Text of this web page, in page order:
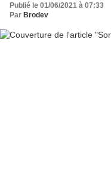
Publié le 01/06/2021 à 07:33
Par Brodev